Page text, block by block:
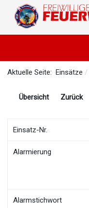
Aktuelle Seite: Einsätze
Übersicht Zurück
Einsatz-Nr.
Alarmierung
Alarmstichwort